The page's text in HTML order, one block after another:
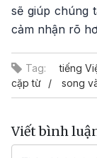
sẽ giúp chúng
cảm nhận rõ
Tag: tiếng
cặp từ
song
Viết bình